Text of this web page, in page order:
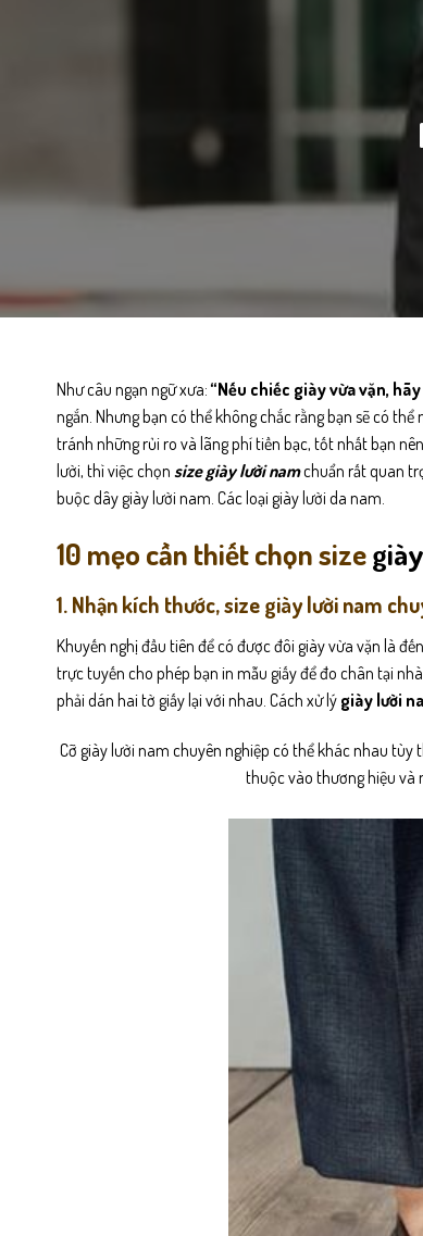
Như câu ngạn ngữ xưa: “Nếu chiếc giày vừa vặn,
ngắn. Nhưng bạn có thể không chắc rằng bạn sẽ có
tránh những rủi ro và lãng phí tiền bạc, tốt nhất bạn
lười, thì việc chọn size giày lười namchuẩn rất quan
buộc dây giày lười nam. Các loại giày lười da nam.
10 mẹo cần thiết chọn size
1. Nhận kích thước, size giày lười nam
Khuyến nghị đầu tiên để có được đôi giày vừa vặn là
trực tuyến cho phép bạn in mẫu giấy để đo chân tại
phải dán hai tờ giấy lại với nhau. Cách xử lý giày lười
Cỡ giày lười nam chuyên nghiệp có thể khác nhau
thuộc vào thương hiệu và